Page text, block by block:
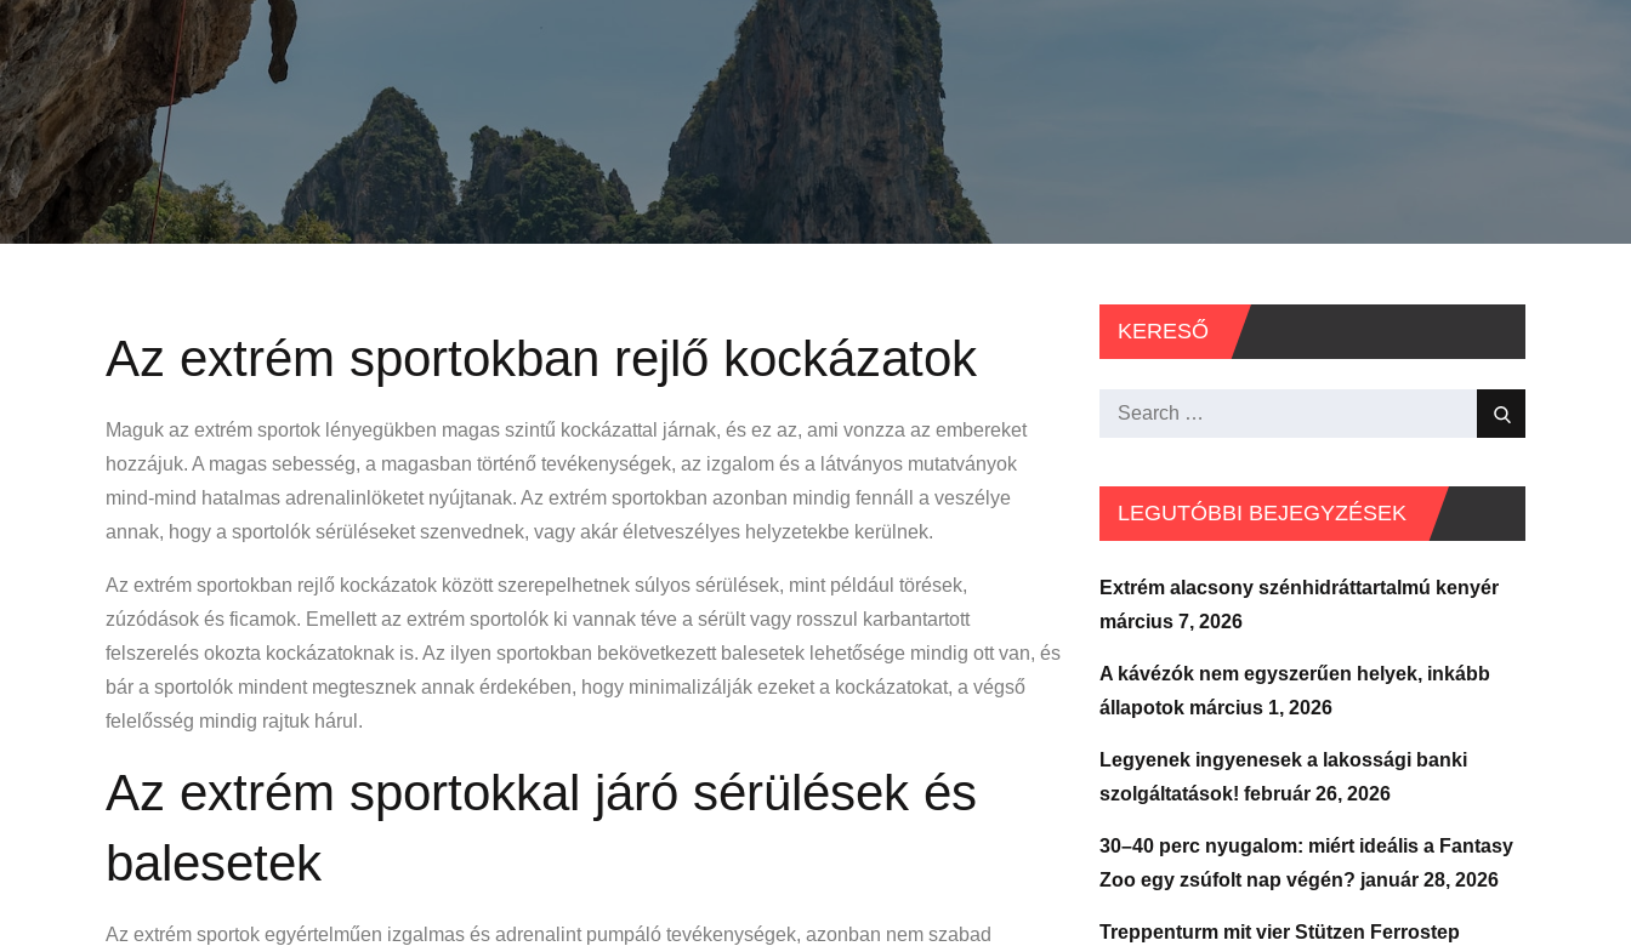
Az extrém sportokban rejlő kockázatok
Maguk az extrém sportok lényegükben magas szintű kockázattal járnak, és ez az, ami vonzza az embereket
hozzájuk. A magas sebesség, a magasban történő tevékenységek, az izgalom és a látványos mutatványok
mind-mind hatalmas adrenalinlöketet nyújtanak. Az extrém sportokban azonban mindig fennáll a veszélye
annak, hogy a sportolók sérüléseket szenvednek, vagy akár életveszélyes helyzetekbe kerülnek.
Az extrém sportokban rejlő kockázatok között szerepelhetnek súlyos sérülések, mint például törések,
zúzódások és ficamok. Emellett az extrém sportolók ki vannak téve a sérült vagy rosszul karbantartott
felszerelés okozta kockázatoknak is. Az ilyen sportokban bekövetkezett balesetek lehetősége mindig ott van, és
bár a sportolók mindent megtesznek annak érdekében, hogy minimalizálják ezeket a kockázatokat, a végső
felelősség mindig rajtuk hárul.
Az extrém sportokkal járó sérülések és
balesetek
Az extrém sportok egyértelműen izgalmas és adrenalint pumpáló tevékenységek, azonban nem szabad
KERESŐ
Search
Search
LEGUTÓBBI BEJEGYZÉSEK
Extrém alacsony szénhidráttartalmú kenyér
március 7, 2026
A kávézók nem egyszerűen helyek, inkább
állapotok március 1, 2026
Legyenek ingyenesek a lakossági banki
szolgáltatások! február 26, 2026
30–40 perc nyugalom: miért ideális a Fantasy
Zoo egy zsúfolt nap végén? január 28, 2026
Treppenturm mit vier Stützen Ferrostep